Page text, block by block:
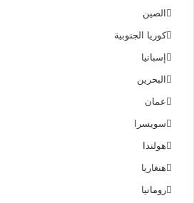
الصين
كوريا الجنوبية
إسبانيا
البحرين
عمان
سويسرا
هولندا
هنغاريا
رومانيا